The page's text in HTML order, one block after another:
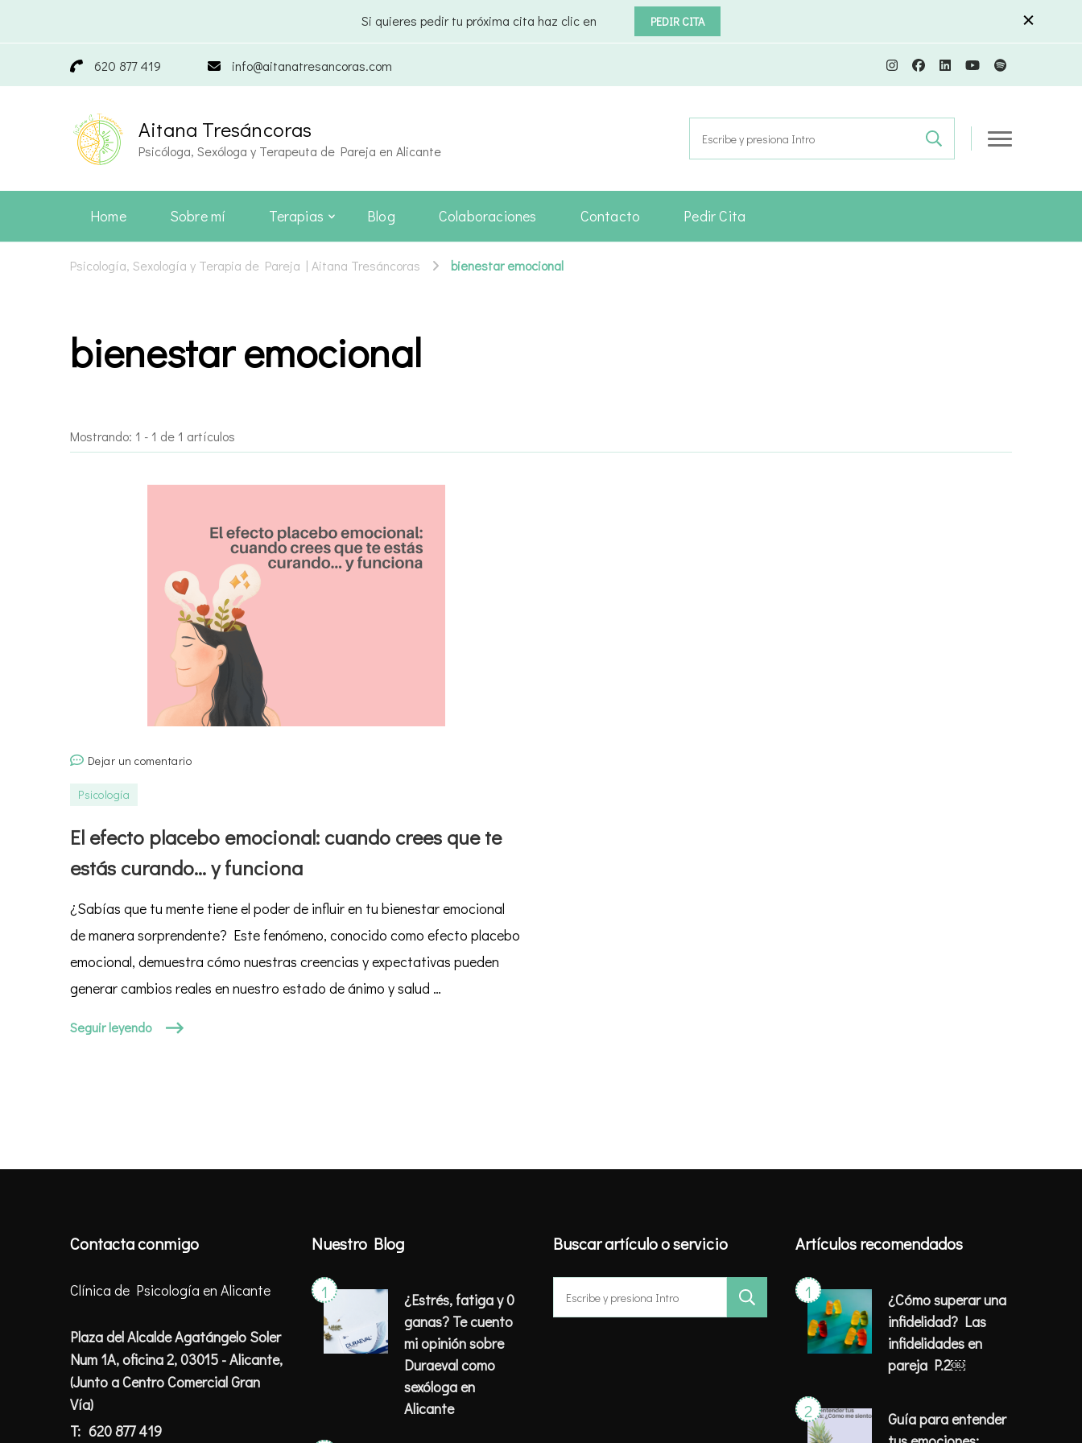
Si quieres pedir tu próxima cita haz clic en PEDIR CITA
620 877 419 info@aitanatresancoras.com
Aitana Tresáncoras
Psicóloga, Sexóloga y Terapeuta de Pareja en Alicante
Buscar:
Home Sobre mí Terapias Blog Colaboraciones Contacto Pedir Cita
Psicología, Sexología y Terapia de Pareja | Aitana Tresáncoras bienestar emocional
bienestar emocional
Mostrando: 1 - 1 de 1 artículos
Dejar un comentarioen
emocional:
cuando
que
te
curando…
y
Psicología
El efecto placebo emocional: cuando crees que te
estás curando… y funciona
¿Sabías que tu mente tiene el poder de influir en tu bienestar emocional
de manera sorprendente? Este fenómeno, conocido como efecto placebo
emocional, demuestra cómo nuestras creencias y expectativas pueden
generar cambios reales en nuestro estado de ánimo y salud …
Seguir leyendo
Contacta conmigo
Clínica de Psicología en Alicante
Plaza del Alcalde Agatángelo Soler
Num 1A, oficina 2, 03015 - Alicante,
(Junto a Centro Comercial Gran
Vía)
T: 620 877 419
Nuestro Blog
¿Estrés, fatiga y 0
ganas? Te cuento
mi opinión sobre
Duraeval como
sexóloga en
Alicante
Buscar artículo o servicio
Buscar:
Artículos recomendados
¿Cómo superar una
infidelidad? Las
infidelidades en
pareja P.2￼
Guía para entender